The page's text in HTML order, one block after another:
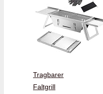
Tragbarer
Faltgrill